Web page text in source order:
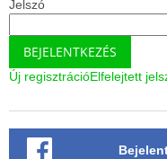
Jelszó
BEJELENTKEZÉS
Új regisztrációElfelejtett